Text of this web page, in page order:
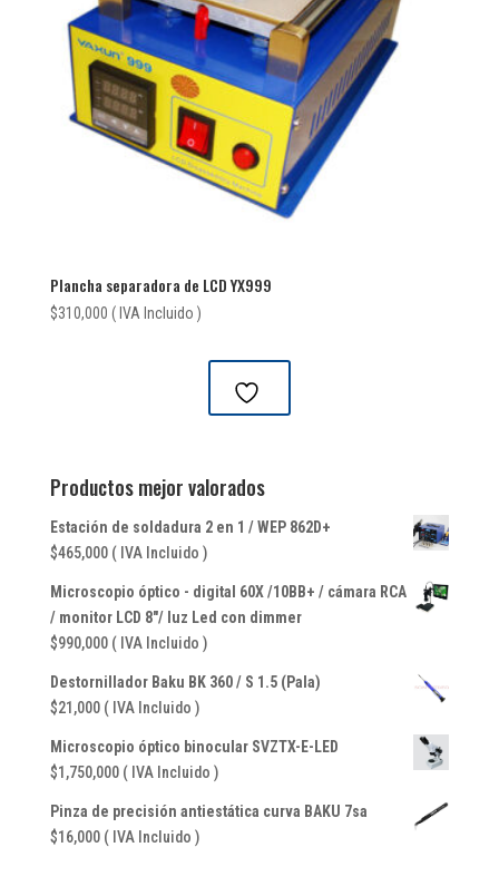
Plancha separadora de LCD YX999
$310,000 ( IVA Incluido )
Productos mejor valorados
Estación de soldadura 2 en 1 / WEP 862D+
$465,000 ( IVA Incluido )
Microscopio óptico - digital 60X /10BB+ / cámara RCA
/ monitor LCD 8"/ luz Led con dimmer
$990,000 ( IVA Incluido )
Destornillador Baku BK 360 / S 1.5 (Pala)
$21,000 ( IVA Incluido )
Microscopio óptico binocular SVZTX-E-LED
$1,750,000 ( IVA Incluido )
Pinza de precisión antiestática curva BAKU 7sa
$16,000 ( IVA Incluido )